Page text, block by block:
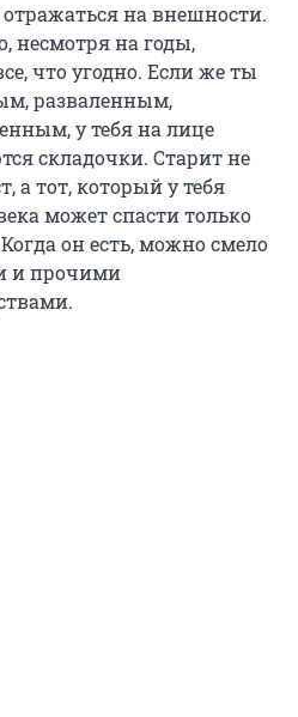
на внешности.
несмотря на годы,
что угодно. Если же ты
разваленным,
у тебя на лице
складочки. Старит не
а тот, который у тебя
может спасти только
он есть, можно смело
и прочими